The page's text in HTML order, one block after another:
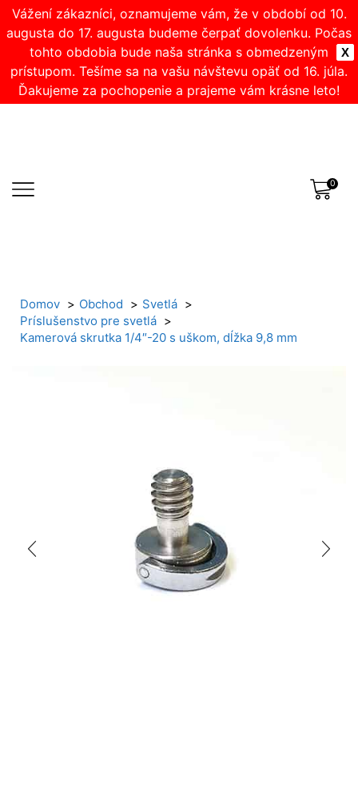
X
Vážení zákazníci, oznamujeme vám, že v období od 10.
augusta do 17. augusta budeme čerpať dovolenku. Počas
tohto obdobia bude naša stránka s obmedzeným
prístupom. Tešíme sa na vašu návštevu opäť od 16. júla.
Ďakujeme za pochopenie a prajeme vám krásne leto!
0
Domov Obchod
Svetlá
Príslušenstvo pre svetlá
Kamerová skrutka 1/4″-20 s uškom, dĺžka 9,8 mm